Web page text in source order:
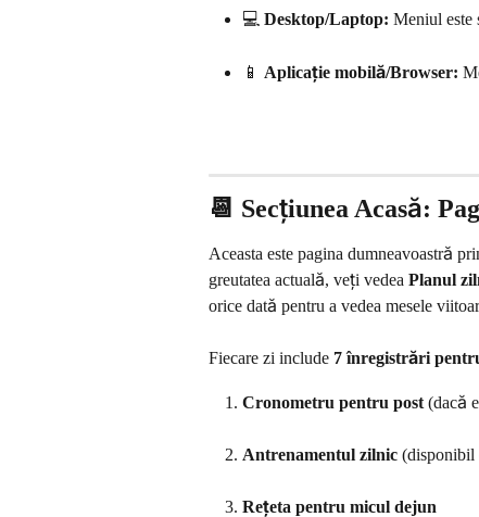
💻 Desktop/Laptop: Meniul este
📱 Aplicație mobilă/Browser:
📆 Secțiunea Acasă:
Aceasta este pagina dumneavoastră
greutatea actuală, veți vedea Planul
orice dată pentru a vedea mesele
Fiecare zi include 7 înregistrări
Cronometru pentru post (dacă
Antrenamentul zilnic (disponibil
Rețeta pentru micul dejun